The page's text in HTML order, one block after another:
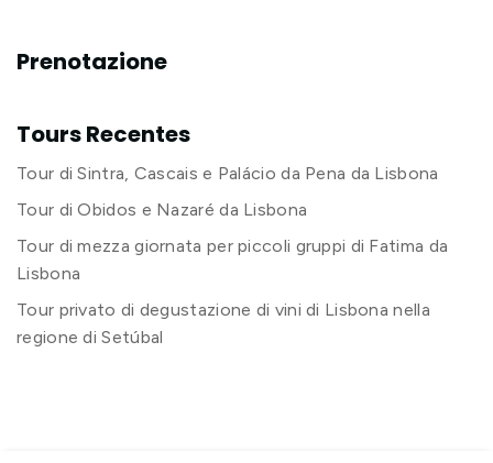
Prenotazione
Tours Recentes
Tour di Sintra, Cascais e Palácio da Pena da Lisbona
Tour di Obidos e Nazaré da Lisbona
Tour di mezza giornata per piccoli gruppi di Fatima da
Lisbona
Tour privato di degustazione di vini di Lisbona nella
regione di Setúbal